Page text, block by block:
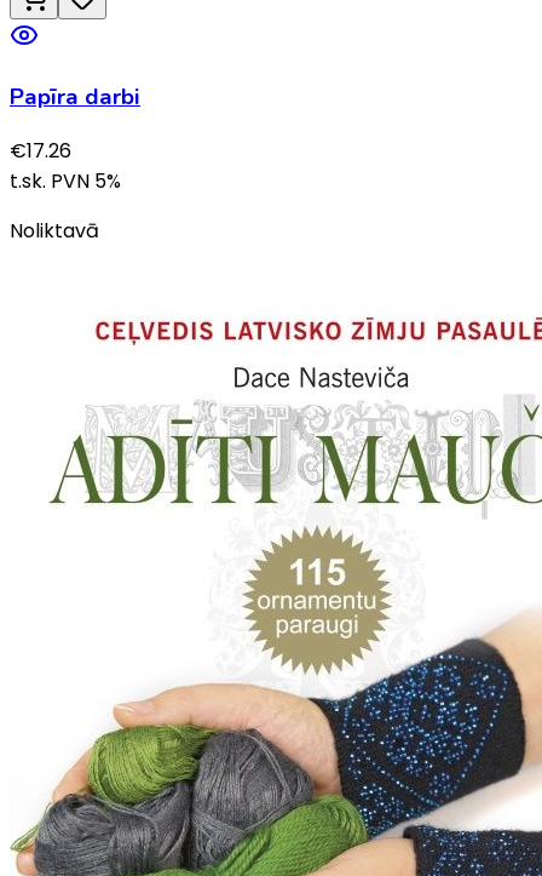
Papīra darbi
€17.26
t.sk. PVN 5%
Noliktavā